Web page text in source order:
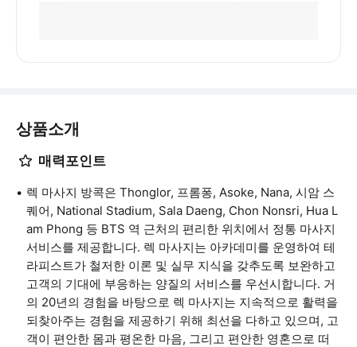
상품소개
매력포인트
렉 마사지 방콕은 Thonglor, 프롬퐁, Asoke, Nana, 시암 스
퀘어, National Stadium, Sala Daeng, Chon Nonsri, Hua L
am Phong 등 BTS 역 근처의 편리한 위치에서 정통 마사지
서비스를 제공합니다. 렉 마사지는 아카데미를 운영하여 테
라피스트가 철저한 이론 및 실무 지식을 갖추도록 보완하고
고객의 기대에 부응하는 양질의 서비스를 우선시합니다. 거
의 20년의 경험을 바탕으로 렉 마사지는 지속적으로 활력을
되찾아주는 경험을 제공하기 위해 최선을 다하고 있으며, 고
객이 편안한 몸과 평온한 마음, 그리고 편안한 영혼으로 떠